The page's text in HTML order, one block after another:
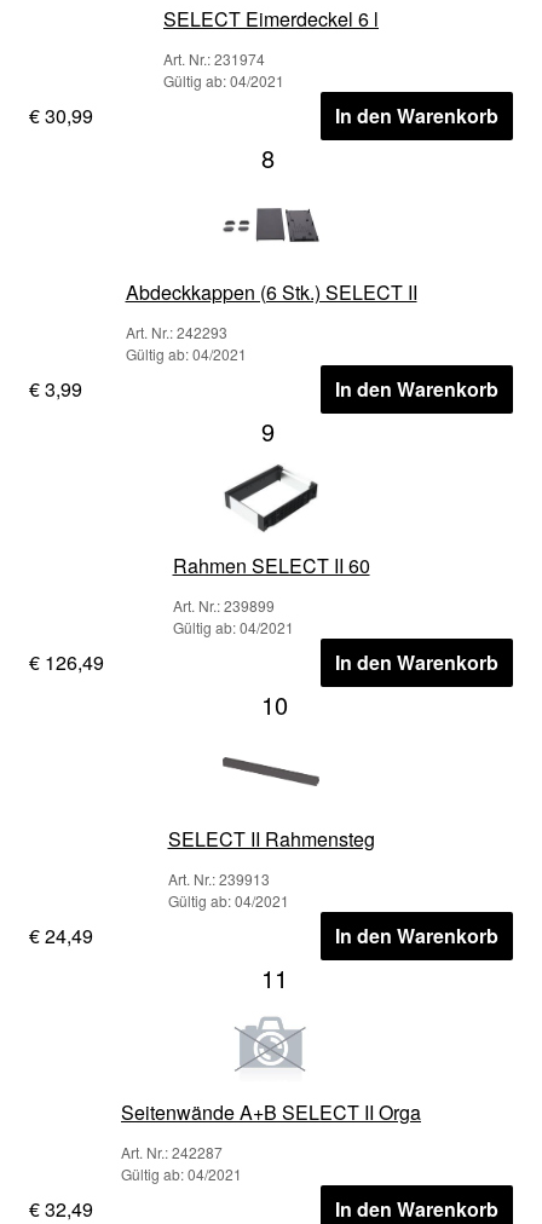
SELECT Eimerdeckel 6 l
Art. Nr.: 231974
Gültig ab: 04/2021
€ 30,99 In den Warenkorb
8
Abdeckkappen (6 Stk.) SELECT II
Art. Nr.: 242293
Gültig ab: 04/2021
€ 3,99 In den Warenkorb
9
Rahmen SELECT II 60
Art. Nr.: 239899
Gültig ab: 04/2021
€ 126,49 In den Warenkorb
10
SELECT II Rahmensteg
Art. Nr.: 239913
Gültig ab: 04/2021
€ 24,49 In den Warenkorb
11
Seitenwände A+B SELECT II Orga
Art. Nr.: 242287
Gültig ab: 04/2021
€ 32,49 In den Warenkorb